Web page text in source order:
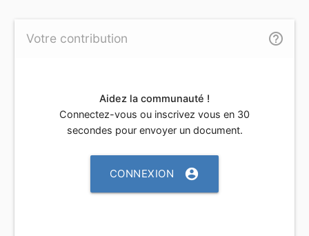
Votre contribution help_outline
Aidez la communauté !
Connectez-vous ou inscrivez vous en 30
secondes pour envoyer un document.
CONNEXION account_circle